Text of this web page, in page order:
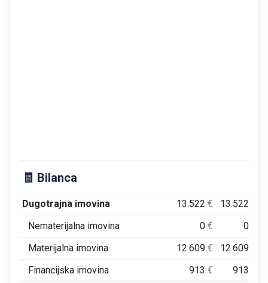
🧾 Bilanca
Dugotrajna imovina 13.522€ 13.522
Nematerijalna imovina
0€ 0
Materijalna imovina
12.609€ 12.609
Financijska imovina
913€ 913